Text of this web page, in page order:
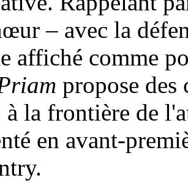
– avec la
affiché comme
propose des
à la frontière de
en avant-